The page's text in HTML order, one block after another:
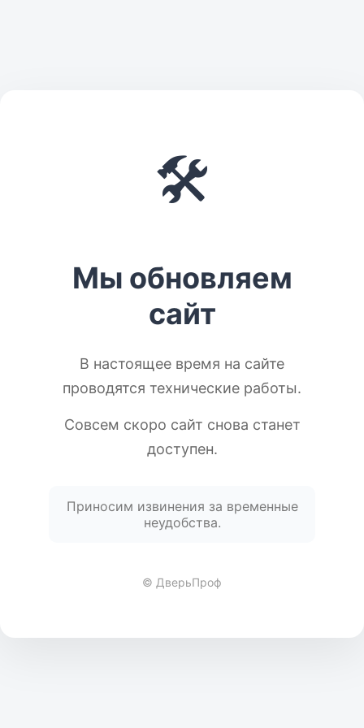
🛠️
Мы обновляем
сайт
В настоящее время на сайте
проводятся технические работы.
Совсем скоро сайт снова станет
доступен.
Приносим извинения за временные
неудобства.
© ДверьПроф